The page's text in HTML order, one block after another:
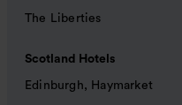
The Liberties
Scotland Hotels
Edinburgh, Haymarket